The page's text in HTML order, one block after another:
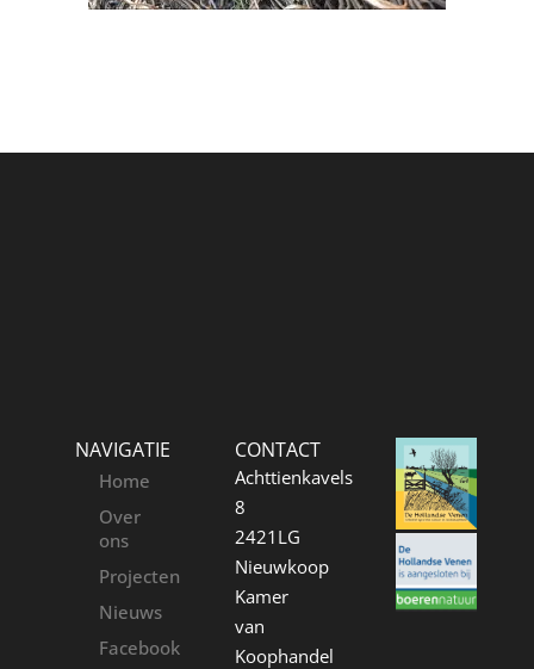
NAVIGATIE
Home
Over
ons
Projecten
Nieuws
Facebook
CONTACT
Achttienkavels
8
2421LG
Nieuwkoop
Kamer
van
Koophandel